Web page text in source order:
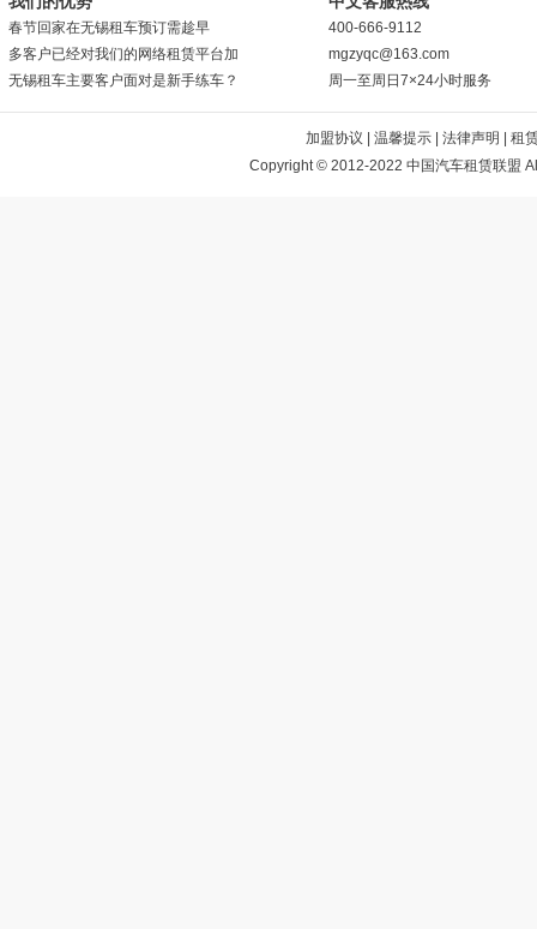
春节回家在无锡租车预订需趁早
多客户已经对我们的网络租赁平台加
无锡租车主要客户面对是新手练车？
400-666-9112
mgzyqc@163.com
周一至周日7×24小时服务
加盟协议 温馨提示| 法律声明
租
Copyright © 2012-2022 中国汽车租赁联盟